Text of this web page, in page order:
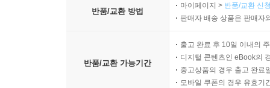
반품/교환 방법
마이페이지 > 반품/교환 신
판매자 배송 상품은 판매자
반품/교환 가능기간
출고 완료 후 10일 이내의
디지털 콘텐츠인 eBook의
중고상품의 경우 출고 완료
모바일 쿠폰의 경우 유효기